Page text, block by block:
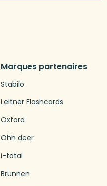
Marques partenaires
Stabilo
Leitner Flashcards
Oxford
Ohh deer
i-total
Brunnen